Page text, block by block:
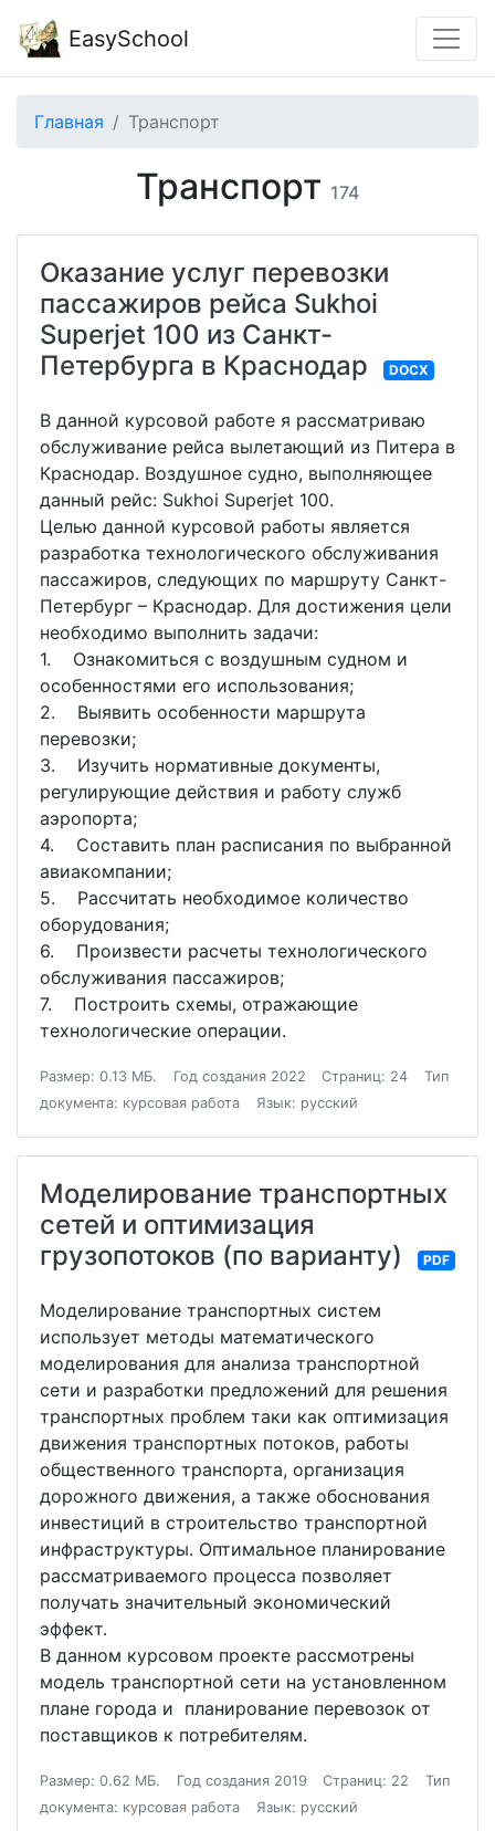
EasySchool
Главная Транспорт
Транспорт 174
Оказание услуг перевозки
пассажиров рейса Sukhoi
Superjet 100 из Санкт-
Петербурга в Краснодар
DOCX
В данной курсовой работе я рассматриваю
обслуживание рейса вылетающий из Питера в
Краснодар. Воздушное судно, выполняющее
данный рейс: Sukhoi Superjet 100.
Целью данной курсовой работы является
разработка технологического обслуживания
пассажиров, следующих по маршруту Санкт-
Петербург – Краснодар. Для достижения цели
необходимо выполнить задачи:
1. Ознакомиться с воздушным судном и
особенностями его использования;
2. Выявить особенности маршрута
перевозки;
3. Изучить нормативные документы,
регулирующие действия и работу служб
аэропорта;
4. Составить план расписания по выбранной
авиакомпании;
5. Рассчитать необходимое количество
оборудования;
6. Произвести расчеты технологического
обслуживания пассажиров;
7. Построить схемы, отражающие
технологические операции.
Размер: 0.13 МБ. Год создания 2022 Страниц: 24
Тип
документа: курсовая работа
Язык: русский
Моделирование транспортных
сетей и оптимизация
грузопотоков (по варианту)
PDF
Моделирование транспортных систем
использует методы математического
моделирования для анализа транспортной
сети и разработки предложений для решения
транспортных проблем таки как оптимизация
движения транспортных потоков, работы
общественного транспорта, организация
дорожного движения, а также обоснования
инвестиций в строительство транспортной
инфраструктуры. Оптимальное планирование
рассматриваемого процесса позволяет
получать значительный экономический
эффект.
В данном курсовом проекте рассмотрены
модель транспортной сети на установленном
плане города и планирование перевозок от
поставщиков к потребителям.
Размер: 0.62 МБ. Год создания 2019 Страниц: 22
Тип
документа: курсовая работа
Язык: русский